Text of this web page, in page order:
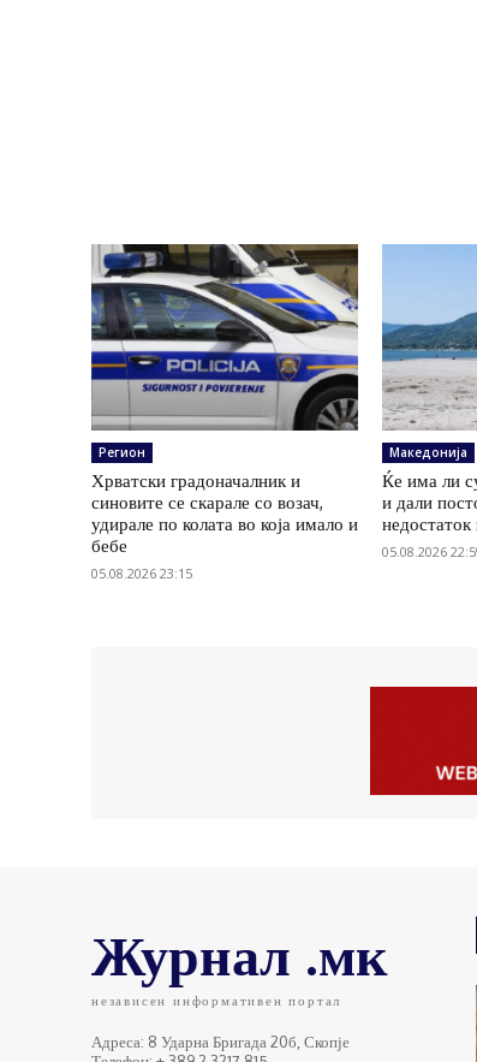
Регион
Хрватски градоначалник и
синовите се скарале со возач,
удирале по колата во која имало и
бебе
05.08.2026 23:15
Македонија
Ќе има ли
и дали
недостаток
05.08.2026
Журнал .мк
независен информативен портал
Адреса: 8 Ударна Бригада 20б, Скопје